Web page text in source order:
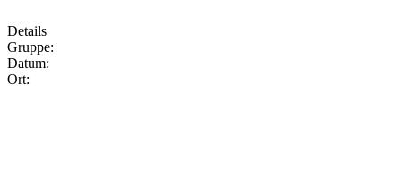
Details
Gruppe:
Datum:
Ort: